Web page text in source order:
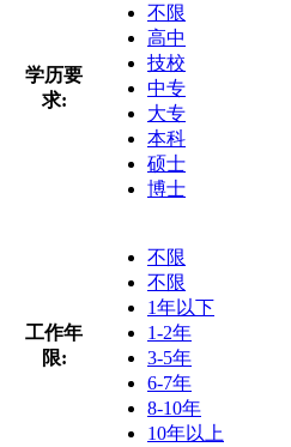
学历要
求:
不限
高中
技校
中专
大专
本科
硕士
博士
工作年
限:
不限
不限
1年以下
1-2年
3-5年
6-7年
8-10年
10年以上